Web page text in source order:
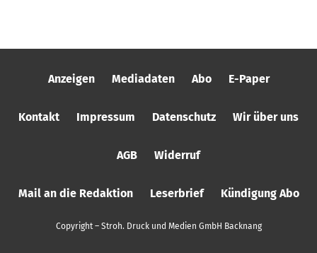
Anzeigen Mediadaten Abo E-Paper
Kontakt Impressum Datenschutz Wir über uns
AGB Widerruf
Mail an die Redaktion Leserbrief Kündigung Abo
Copyright – Stroh. Druck und Medien GmbH Backnang